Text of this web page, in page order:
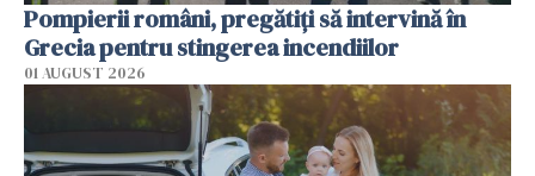
Pompierii români, pregătiţi să intervină în
Grecia pentru stingerea incendiilor
01 AUGUST 2026